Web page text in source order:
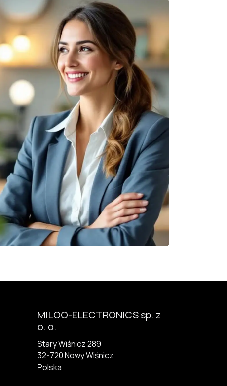
MILOO-ELECTRONICS sp. z
o. o.
Stary Wiśnicz 289
32-720 N​owy Wiśnicz
Polska